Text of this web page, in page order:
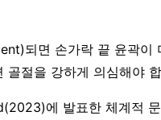
되면 손가락 끝 윤곽이
골절을 강하게 의심해야
에 발표한 체계적